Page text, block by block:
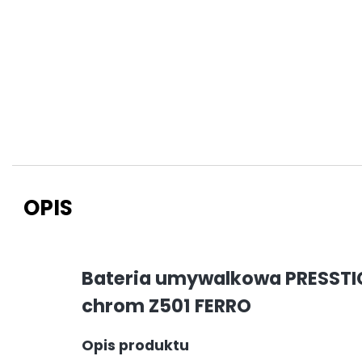
OPIS
Bateria umywalkowa
chrom Z501 FERRO
Opis produktu